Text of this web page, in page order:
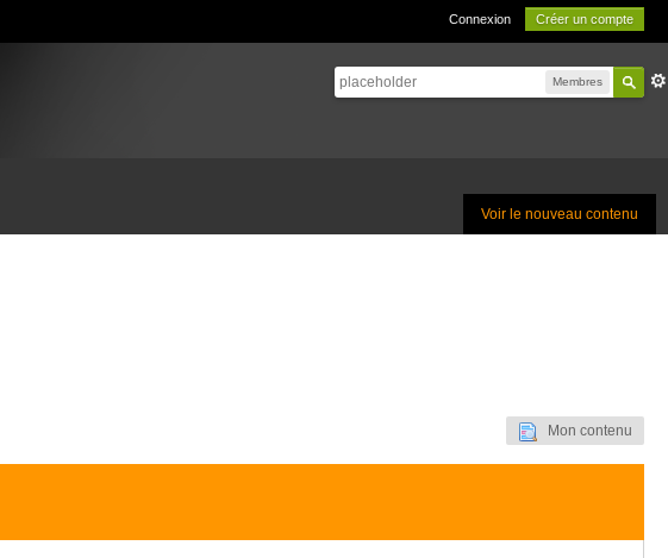
Connexion Créer un compte
Membres
Voir le nouveau contenu
Mon contenu